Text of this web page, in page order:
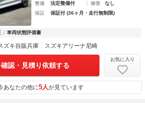
整備
法定整備付 修復
なし
保証
保証付 (36ヶ月・走行無制限)
車両状態評価書
ズキ自販兵庫 スズキアリーナ尼崎
認・見積り依頼する
お気に入り
あなたの他に5人が見ています